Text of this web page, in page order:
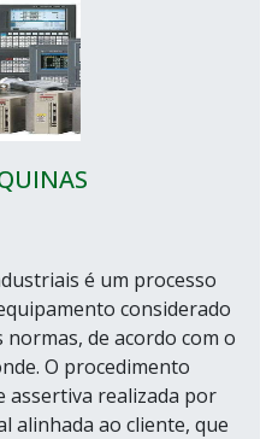
é um processo
considerado
de acordo com o
O procedimento
assertiva realizada por
alinhada ao cliente, que